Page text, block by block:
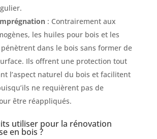
: Contrairement aux
les huiles pour bois et les
dans le bois sans former de
Ils offrent une protection tout
l’aspect naturel du bois et facilitent
ne requièrent pas de
être réappliqués.
utiliser pour la rénovation
en bois ?